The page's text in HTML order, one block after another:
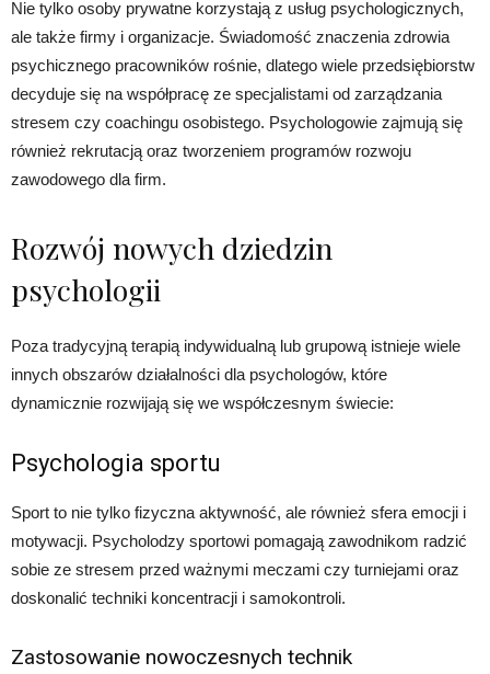
Nie tylko osoby prywatne korzystają z usług psychologicznych,
ale także firmy i organizacje. Świadomość znaczenia zdrowia
psychicznego pracowników rośnie, dlatego wiele przedsiębiorstw
decyduje się na współpracę ze specjalistami od zarządzania
stresem czy coachingu osobistego. Psychologowie zajmują się
również rekrutacją oraz tworzeniem programów rozwoju
zawodowego dla firm.
Rozwój nowych dziedzin
psychologii
Poza tradycyjną terapią indywidualną lub grupową istnieje wiele
innych obszarów działalności dla psychologów, które
dynamicznie rozwijają się we współczesnym świecie:
Psychologia sportu
Sport to nie tylko fizyczna aktywność, ale również sfera emocji i
motywacji. Psycholodzy sportowi pomagają zawodnikom radzić
sobie ze stresem przed ważnymi meczami czy turniejami oraz
doskonalić techniki koncentracji i samokontroli.
Zastosowanie nowoczesnych technik